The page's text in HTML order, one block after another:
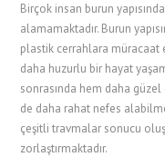
Birçok insan burun
alamamaktadır. Burun
plastik cerrahlara müracaat
daha huzurlu bir hayat
sonrasında hem daha
de daha rahat nefes
çeşitli travmalar sonucu
zorlaştırmaktadır.